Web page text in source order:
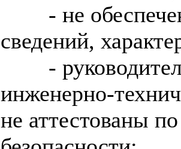
- не
сведений,
-
инженерно-
не аттестованы